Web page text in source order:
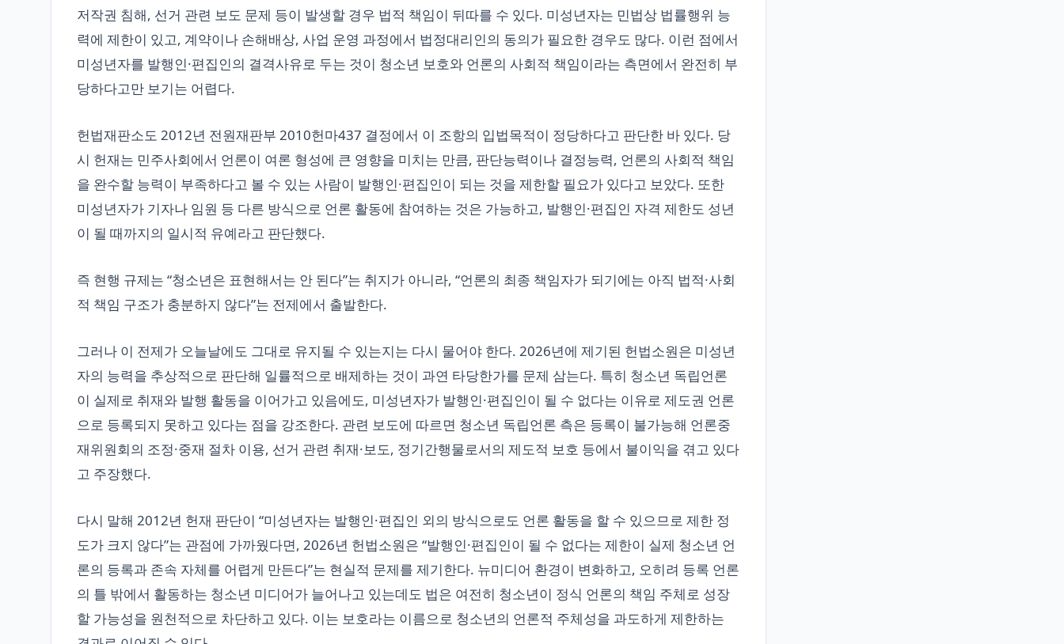
저작권 침해, 선거 관련 보도 문제 등이 발생할 경우 법적 책임이 뒤따를 수 있다. 미성년자는 민법상 법률행위 능
력에 제한이 있고, 계약이나 손해배상, 사업 운영 과정에서 법정대리인의 동의가 필요한 경우도 많다. 이런 점에서
미성년자를 발행인·편집인의 결격사유로 두는 것이 청소년 보호와 언론의 사회적 책임이라는 측면에서 완전히 부
당하다고만 보기는 어렵다.
헌법재판소도 2012년 전원재판부 2010헌마437 결정에서 이 조항의 입법목적이 정당하다고 판단한 바 있다. 당
시 헌재는 민주사회에서 언론이 여론 형성에 큰 영향을 미치는 만큼, 판단능력이나 결정능력, 언론의 사회적 책임
을 완수할 능력이 부족하다고 볼 수 있는 사람이 발행인·편집인이 되는 것을 제한할 필요가 있다고 보았다. 또한
미성년자가 기자나 임원 등 다른 방식으로 언론 활동에 참여하는 것은 가능하고, 발행인·편집인 자격 제한도 성년
이 될 때까지의 일시적 유예라고 판단했다.
즉 현행 규제는 “청소년은 표현해서는 안 된다”는 취지가 아니라, “언론의 최종 책임자가 되기에는 아직 법적·사회
적 책임 구조가 충분하지 않다”는 전제에서 출발한다.
그러나 이 전제가 오늘날에도 그대로 유지될 수 있는지는 다시 물어야 한다. 2026년에 제기된 헌법소원은 미성년
자의 능력을 추상적으로 판단해 일률적으로 배제하는 것이 과연 타당한가를 문제 삼는다. 특히 청소년 독립언론
이 실제로 취재와 발행 활동을 이어가고 있음에도, 미성년자가 발행인·편집인이 될 수 없다는 이유로 제도권 언론
으로 등록되지 못하고 있다는 점을 강조한다. 관련 보도에 따르면 청소년 독립언론 측은 등록이 불가능해 언론중
재위원회의 조정·중재 절차 이용, 선거 관련 취재·보도, 정기간행물로서의 제도적 보호 등에서 불이익을 겪고 있다
고 주장했다.
다시 말해 2012년 헌재 판단이 “미성년자는 발행인·편집인 외의 방식으로도 언론 활동을 할 수 있으므로 제한 정
도가 크지 않다”는 관점에 가까웠다면, 2026년 헌법소원은 “발행인·편집인이 될 수 없다는 제한이 실제 청소년 언
론의 등록과 존속 자체를 어렵게 만든다”는 현실적 문제를 제기한다. 뉴미디어 환경이 변화하고, 오히려 등록 언론
의 틀 밖에서 활동하는 청소년 미디어가 늘어나고 있는데도 법은 여전히 청소년이 정식 언론의 책임 주체로 성장
할 가능성을 원천적으로 차단하고 있다. 이는 보호라는 이름으로 청소년의 언론적 주체성을 과도하게 제한하는